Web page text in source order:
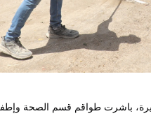
باشرت طواقم قسم الصحة